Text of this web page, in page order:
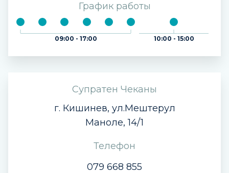
График работы
09:00 - 17:00 10:00 - 15:00
Супратен Чеканы
г. Кишинев, ул.Мештерул
Маноле, 14/1
Телефон
079 668 855